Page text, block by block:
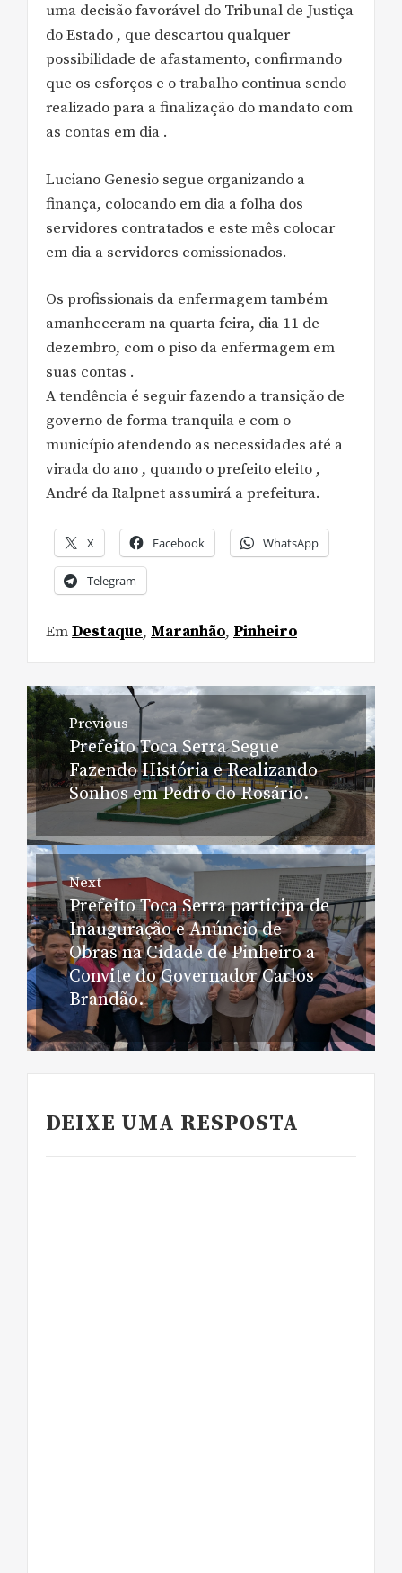
uma decisão favorável do Tribunal de Justiça
do Estado , que descartou qualquer
possibilidade de afastamento, confirmando
que os esforços e o trabalho continua sendo
realizado para a finalização do mandato com
as contas em dia .
Luciano Genesio segue organizando a
finança, colocando em dia a folha dos
servidores contratados e este mês colocar
em dia a servidores comissionados.
Os profissionais da enfermagem também
amanheceram na quarta feira, dia 11 de
dezembro, com o piso da enfermagem em
suas contas .
A tendência é seguir fazendo a transição de
governo de forma tranquila e com o
município atendendo as necessidades até a
virada do ano , quando o prefeito eleito ,
André da Ralpnet assumirá a prefeitura.
X Facebook WhatsApp
Telegram
EmDestaque, Maranhão, Pinheiro
Navegação
de
Post
Previous
Previous
post:
Prefeito Toca Serra Segue
Fazendo História e Realizando
Sonhos em Pedro do Rosário.
Next
Next
post:
Prefeito Toca Serra participa de
Inauguração e Anúncio de
Obras na Cidade de Pinheiro a
Convite do Governador Carlos
Brandão.
DEIXE UMA RESPOSTA